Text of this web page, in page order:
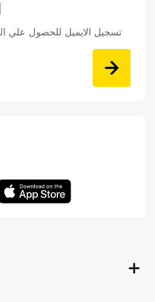
تسجيل الايميل للحصول علي